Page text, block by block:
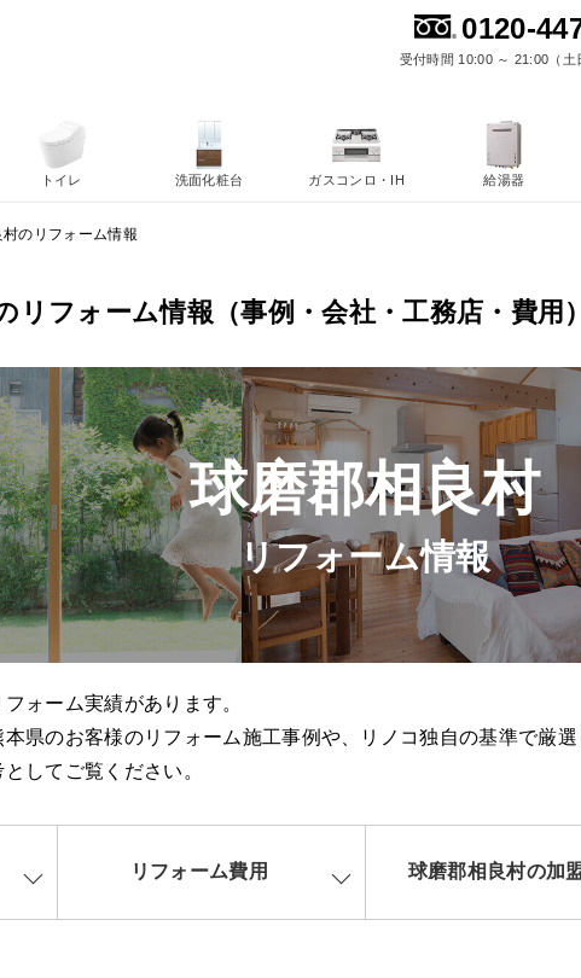
0120-
受付時間 10:00 ～ 21:00（土
のリフォーム情報
リフォーム情報（事例・会社・工務店・費用）
球磨郡相良村
リフォーム情報
ォーム実績があります。
県のお客様のリフォーム施工事例や、リノコ独自の基準で厳
してご覧ください。
リフォーム費用 球磨郡相良村の加
トイレ 洗面化粧台 ガスコンロ・IH 給湯器